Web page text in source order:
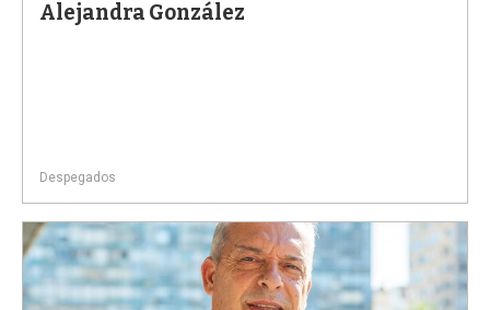
Alejandra González
Despegados